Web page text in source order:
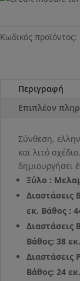
Κωδικός προϊόντος:
Περιγραφή
Επιπλέον
Σύνθεση,
και λιτό
δημιουργήσει
Ξύλο :
Διαστάσεις
εκ. Βάθος :
Διαστάσεις
Βάθος: 38 εκ.
Διαστάσεις
Βάθος: 24 εκ.